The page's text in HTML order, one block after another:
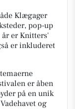
Klægager
pop-up
er Knitters'
er inkluderet
er åben
på en unik
og